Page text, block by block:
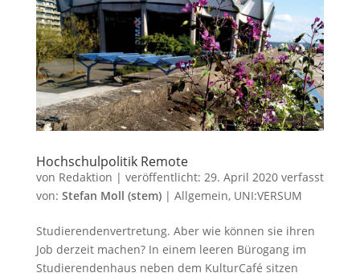
Hochschulpolitik Remote
von Redaktion | veröffentlicht: 29. April 2020verfasst
von: Stefan Moll (stem)| Allgemein, UNI:VERSUM
Studierendenvertretung. Aber wie können sie ihren
Job derzeit machen? In einem leeren Bürogang im
Studierendenhaus neben dem KulturCafé sitzen